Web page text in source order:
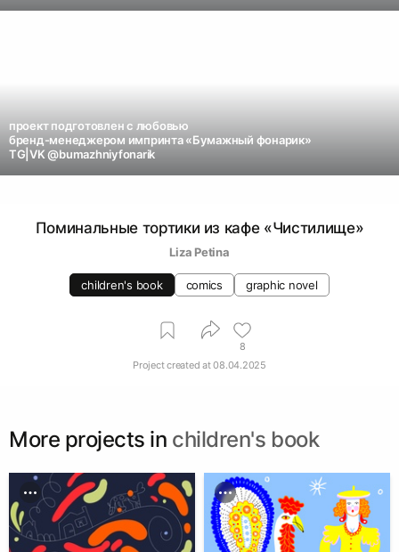
проект подготовлен с любовью
бренд-менеджером импринта «Бумажный фонарик»
TG|VK @bumazhniyfonarik
Поминальные тортики из кафе «Чистилище»
Liza Petina
children's book comics graphic novel
8
Project created at08.04.2025
More projects in children's book